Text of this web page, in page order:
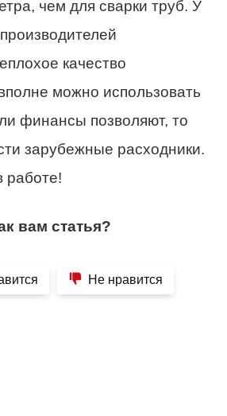
чем для сварки труб. У
качество
можно использовать
финансы позволяют, то
зарубежные расходники.
работе!
вам статья?
Не нравится